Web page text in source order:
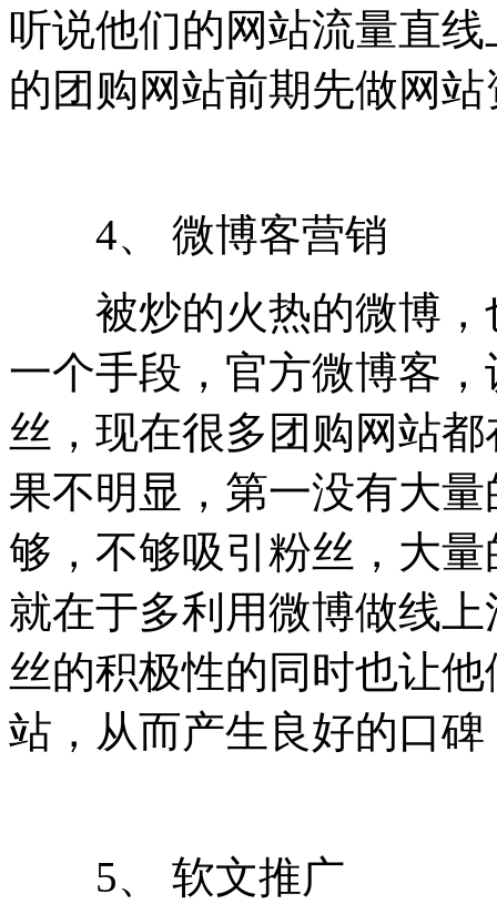
听说他们的网站流量直
的团购网站前期先做网
4、 微博客营销
被炒的火热的微博，
一个手段，官方微博客
丝，现在很多团购网站
果不明显，第一没有大
够，不够吸引粉丝，大
就在于多利用微博做线
丝的积极性的同时也让
站，从而产生良好的口
5、 软文推广